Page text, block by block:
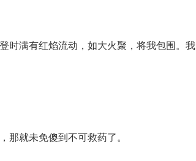
时满有红焰流动，如大火聚，将我包围。我
那就未免傻到不可救药了。